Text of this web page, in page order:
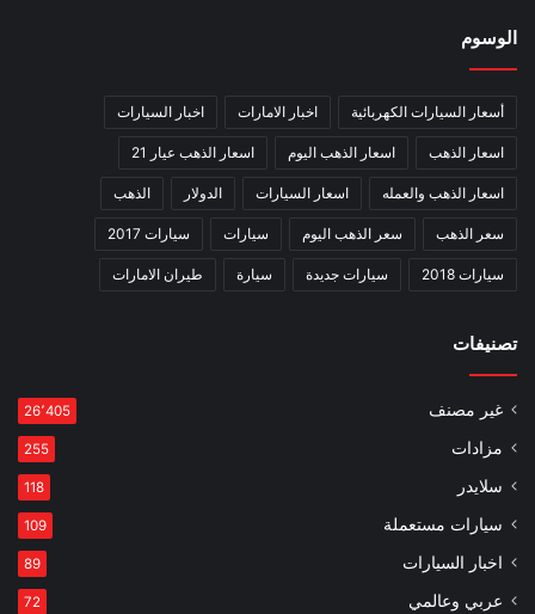
الوسوم
أسعار السيارات الكهربائية اخبار الامارات اخبار السيارات
اسعار الذهب اسعار الذهب اليوم اسعار الذهب عيار 21
اسعار الذهب والعمله اسعار السيارات الدولار الذهب
سعر الذهب سعر الذهب اليوم سيارات سيارات 2017
سيارات 2018 سيارات جديدة سيارة طيران الامارات
تصنيفات
غير مصنف 26٬405
مزادات 255
سلايدر 118
سيارات مستعملة 109
اخبار السيارات 89
عربي وعالمي 72